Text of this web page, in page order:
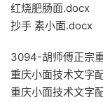
红烧肥肠面.docx
抄手 素小面
3094-胡师傅正宗
重庆小面技术文
重庆小面技术文